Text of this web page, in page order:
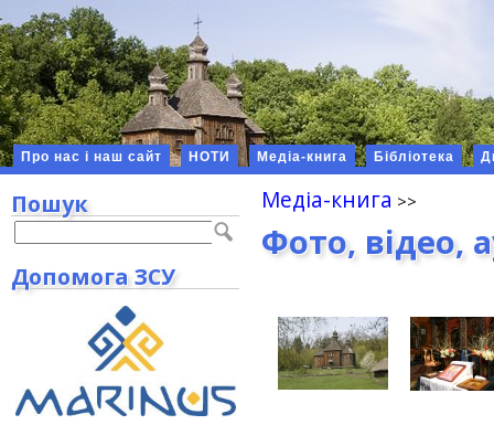
Про нас і наш сайт НОТИ Медіа-книга Бібліотека
Медіа-книга
Фото, відео,
Пошук
Допомога ЗСУ